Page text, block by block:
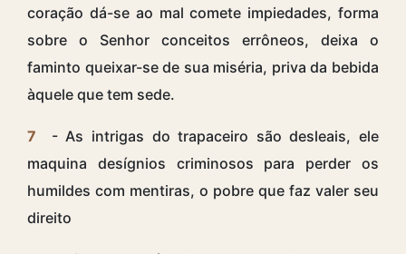
coração dá-se ao mal comete impiedades, forma
sobre o Senhor conceitos errôneos, deixa o
faminto queixar-se de sua miséria, priva da bebida
àquele que tem sede.
7
- As intrigas do trapaceiro são desleais, ele
maquina desígnios criminosos para perder os
humildes com mentiras, o pobre que faz valer seu
direito